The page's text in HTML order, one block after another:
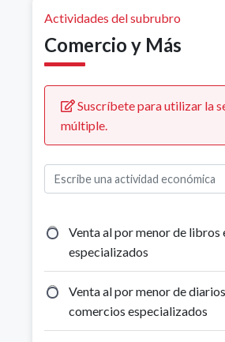
Actividades del subrubro
Comercio y Más
Suscríbete para utilizar la
múltiple.
Venta al por menor de libros
especializados
Venta al por menor de
comercios especializados